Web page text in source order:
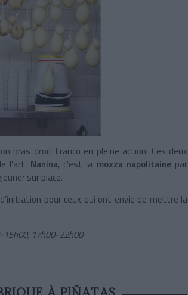
bras droit Franco en pleine action. Ces deux
l'art. Nanina, c'est la mozza napolitainepar
sur place.
d’initiation pour ceux qui ont envie de mettre la
15h00, 17h00-22h00